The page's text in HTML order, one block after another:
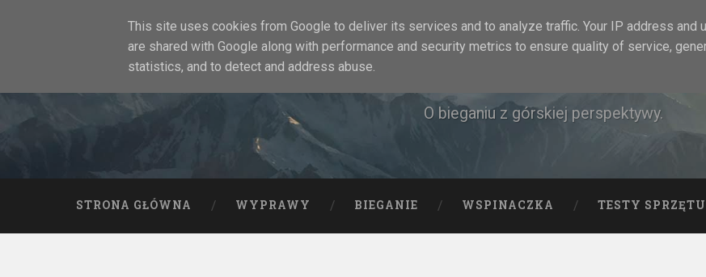
Rock&Run
O bieganiu z górskiej perspektywy.
STRONA GŁÓWNA WYPRAWY BIEGANIE WSPINACZKA TESTY SPRZĘTU
This site uses cookies from Google to deliver its services and to analyze traffic. Your IP address and
are shared with Google along with performance and security metrics to ensure quality of service,
statistics, and to detect and address abuse.